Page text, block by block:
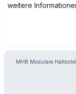
weitere
MHB Modulare